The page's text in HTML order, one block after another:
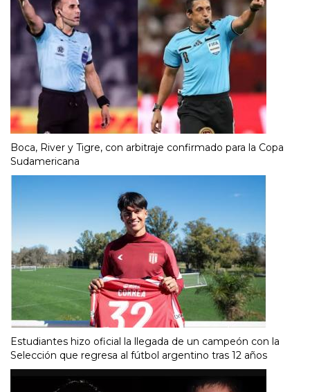
Boca, River y Tigre, con arbitraje confirmado para la Copa
Sudamericana
Estudiantes hizo oficial la llegada de un campeón con la
Selección que regresa al fútbol argentino tras 12 años